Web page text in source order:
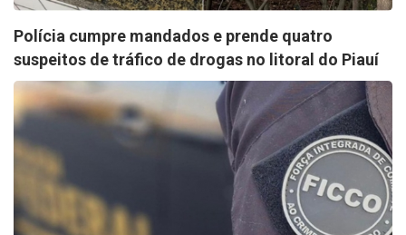
Polícia cumpre mandados e prende quatro
suspeitos de tráfico de drogas no litoral do Piauí